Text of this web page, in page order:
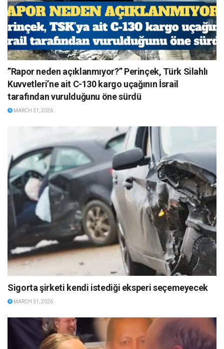
”Rapor neden açıklanmıyor?” Perinçek, Türk Silahlı
Kuvvetleri’ne ait C-130 kargo uçağının İsrail
tarafından vurulduğunu öne sürdü
MARCH 31, 2026
Sigorta şirketi kendi istediği eksperi seçemeyecek
MARCH 31, 2026